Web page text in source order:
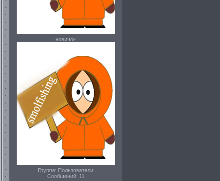
новичок
Группа: Пользователи
Сообщений: 11